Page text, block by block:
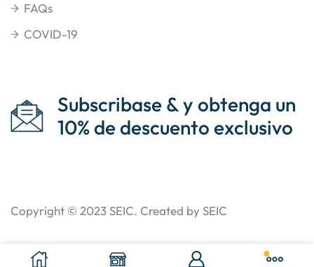
FAQs
COVID-19
Subscribase & y obtenga un
10% de descuento exclusivo
Copyright © 2023 SEIC. Created by SEIC